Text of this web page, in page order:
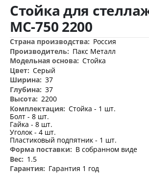
началу
изображений
Стойка для
МС-750 2200
Дополнительная
информация
Россия
Пакс Металл
Стойка
Серый
37
37
2200
Стойка - 1 шт.
Болт - 8 шт.
Гайка - 8 шт.
Уголок - 4 шт.
Пластиковый подпятник - 1 шт.
В собранном виде
1.5
Гарантия 1 год